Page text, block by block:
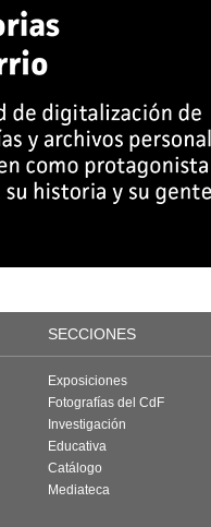
SECCIONES
Exposiciones
Fotografías del CdF
Investigación
Educativa
Catálogo
Mediateca